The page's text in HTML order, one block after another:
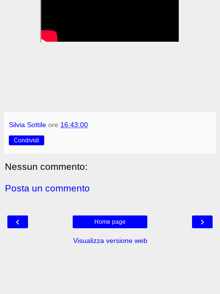
Silvia Sottile ore 16:43:00
Condividi
Nessun commento:
Posta un commento
‹ ›
Home page
Visualizza versione web